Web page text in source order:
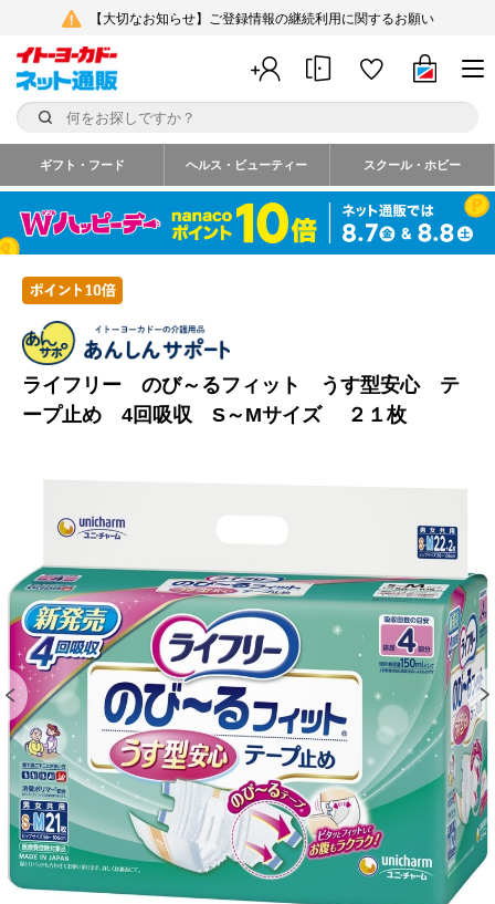
【大切なお知らせ】ご登録情報の継続利用に関するお願い
ギフト・フード ヘルス・ビューティー スクール・ホビー
ライフリー のび～るフィット うす型安心 テ
ープ止め 4回吸収 S～Mサイズ ２１枚